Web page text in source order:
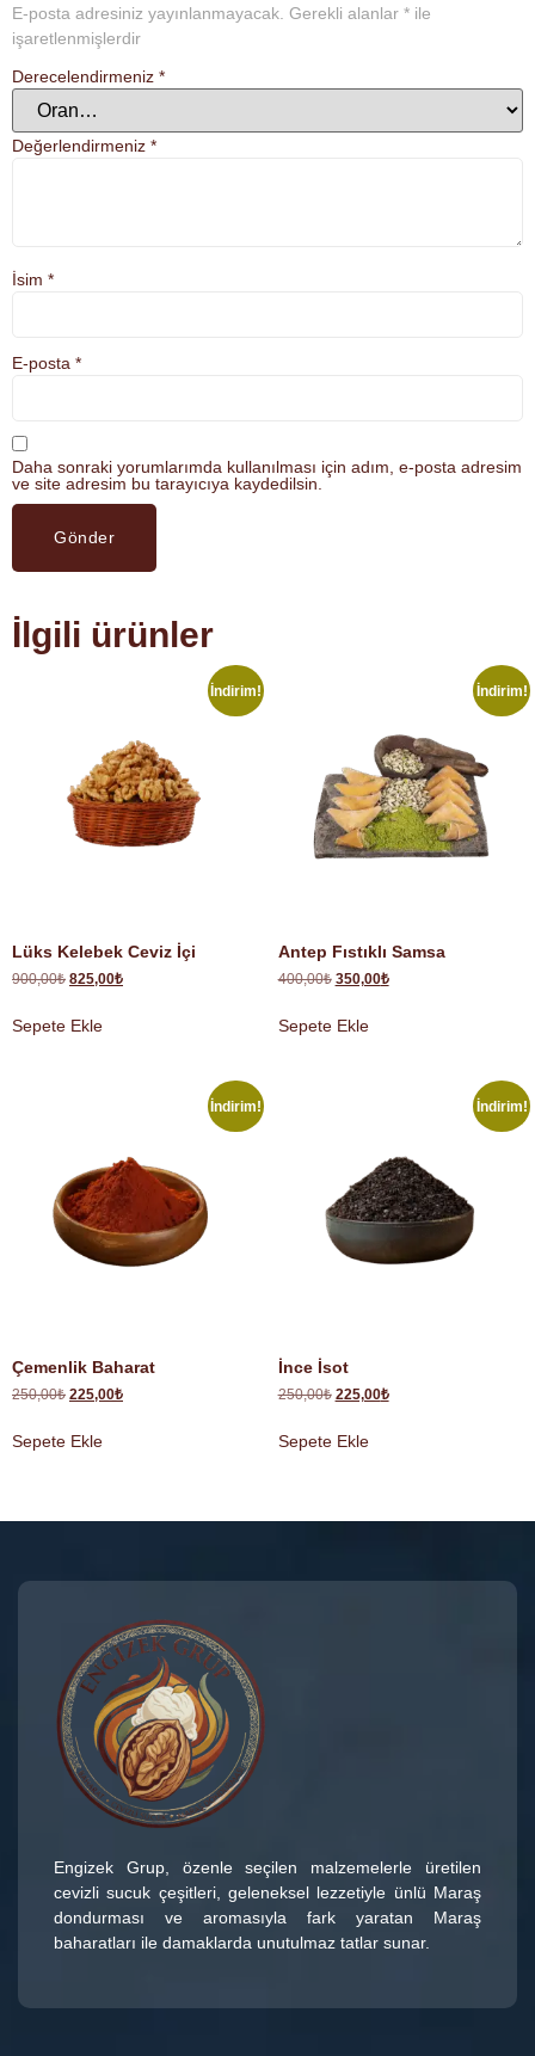
E-posta adresiniz yayınlanmayacak. Gerekli alanlar * ile
işaretlenmişlerdir
Derecelendirmeniz *
Değerlendirmeniz *
İsim *
E-posta *
Daha sonraki yorumlarımda kullanılması için adım, e-posta adresim
ve site adresim bu tarayıcıya kaydedilsin.
İlgili ürünler
İndirim!
Lüks Kelebek Ceviz İçi
900,00₺ 825,00₺
Sepete Ekle
İndirim!
Antep Fıstıklı Samsa
400,00₺ 350,00₺
Sepete Ekle
İndirim!
Çemenlik Baharat
250,00₺ 225,00₺
Sepete Ekle
İndirim!
İnce İsot
250,00₺ 225,00₺
Sepete Ekle
Engizek Grup, özenle seçilen malzemelerle üretilen
cevizli sucuk çeşitleri, geleneksel lezzetiyle ünlü Maraş
dondurması ve aromasıyla fark yaratan Maraş
baharatları ile damaklarda unutulmaz tatlar sunar.